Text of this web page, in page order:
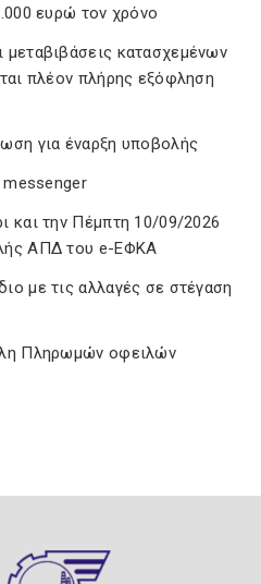
ευρώ τον χρόνο
κατασχεμένων
πλέον πλήρης εξόφληση
για έναρξη υποβολής
messenger
και την Πέμπτη 10/09/2026
ΑΠΔ του e-ΕΦΚΑ
με τις αλλαγές σε στέγαση
Πληρωμών οφειλών